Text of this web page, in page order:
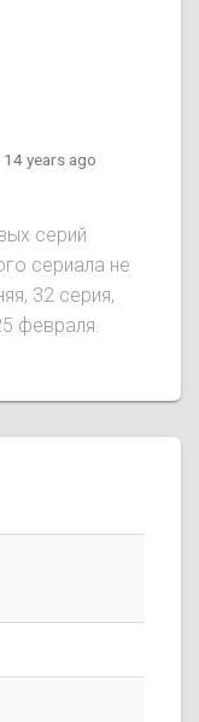
14 years ago
серий
сериала не
32 серия,
февраля.